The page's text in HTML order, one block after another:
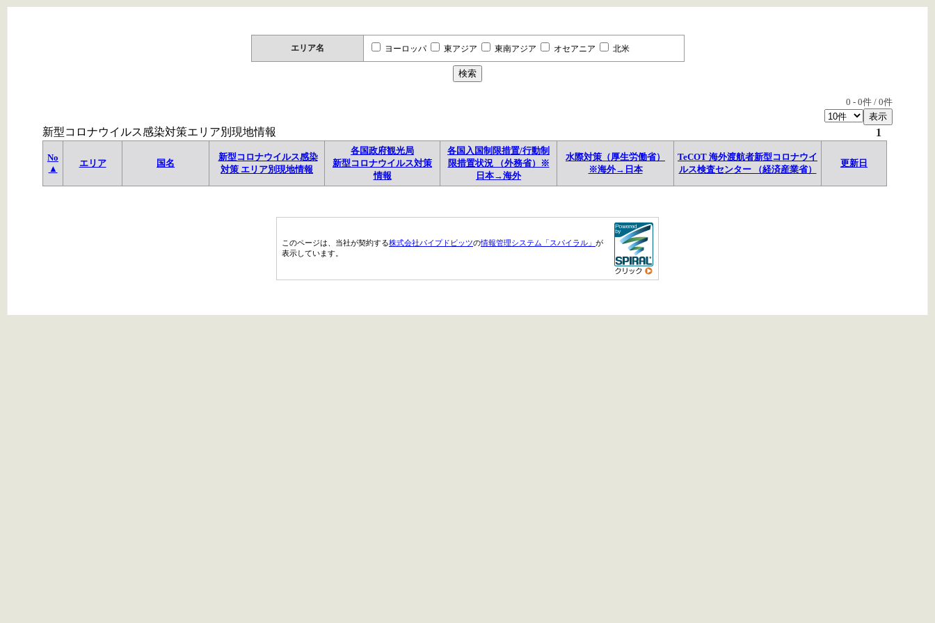
エリア名 ヨーロッパ 東アジア 東南アジア オセアニア 北米
0 - 0件 / 0件
新型コロナウイルス感染対策エリア別現地情報 1
No
▲
エリア 国名
新型コロナウイルス感染
対策 エリア別現地情報
各国政府観光局
新型コロナウイルス対策
情報
各国入国制限措置/行動制
限措置状況 （外務省）※
日本→海外
水際対策（厚生労働省）
※海外→日本
TeCOT 海外渡航者新型コロナウイ
ルス検査センター （経済産業省）
更新日
このページは、当社が契約する株式会社パイプドビッツの情報管理システム「スパイラル」 が
表示しています。